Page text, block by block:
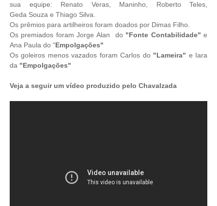
sua equipe: Renato Veras, Maninho, Roberto Teles,
Geda Souza e Thiago Silva.
Os prêmios para artilheiros foram doados por Dimas Filho.
Os premiados foram Jorge Alan do "Fonte Contabilidade" e
Ana Paula do "Empolgações"
Os goleiros menos vazados foram Carlos do"Lameira" e Iara
da "Empolgações"
Veja a seguir um vídeo produzido pelo Chavalzada